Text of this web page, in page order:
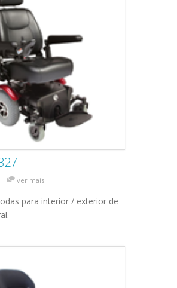
ver mais
para interior / exterior de